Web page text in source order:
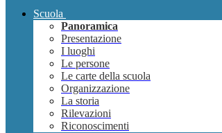
Scuola
Panoramica
Presentazione
I luoghi
Le persone
Le carte della scuola
Organizzazione
La storia
Rilevazioni
Riconoscimenti